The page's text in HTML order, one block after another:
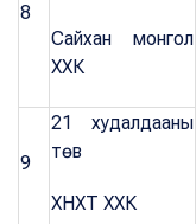
8
Сайхан монгол
ХХК
9
21 худалдааны
төв
ХНХТ ХХК